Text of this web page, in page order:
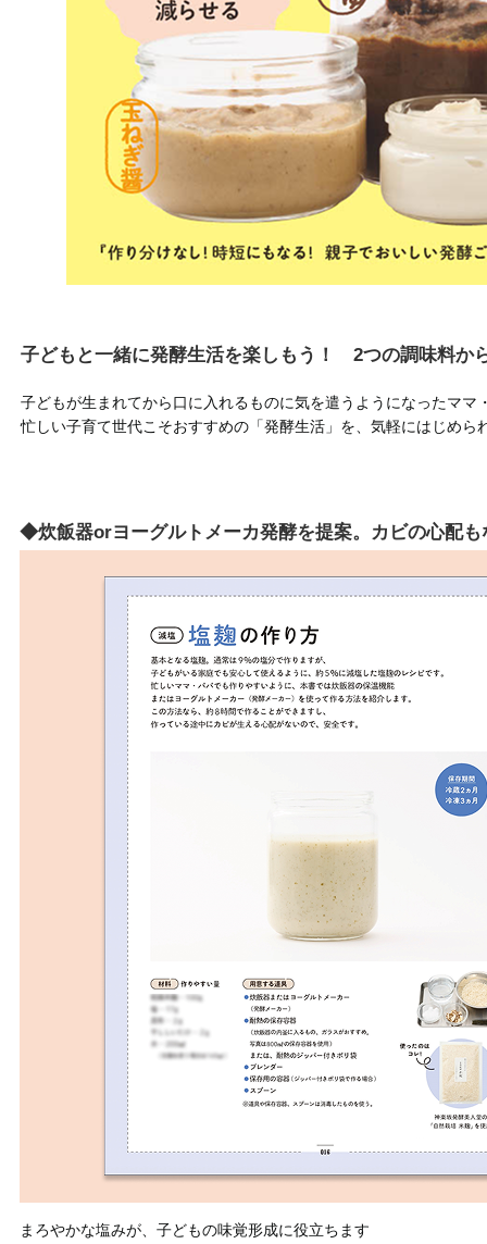
子どもと一緒に発酵生活を楽しもう！ 2つの調味料か
子どもが生まれてから口に入れるものに気を遣うようになったマ
忙しい子育て世代こそおすすめの「発酵生活」を、気軽にはじめら
◆炊飯器orヨーグルトメーカ発酵を提案。カビの心配も
まろやかな塩みが、子どもの味覚形成に役立ちます